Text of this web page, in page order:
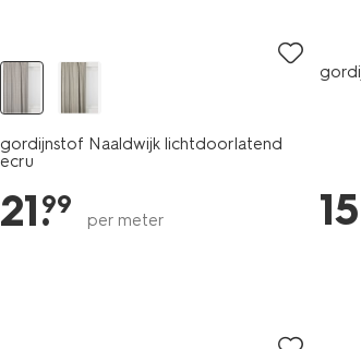
gordijnstof Naaldwijk lichtdoorlatend
ecru
21.
99
per meter 15